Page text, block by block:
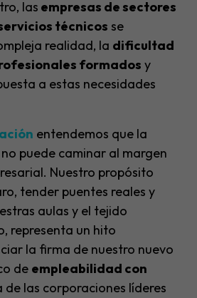
las empresas de sectores
técnicos se
realidad, la dificultad
formados y
a estas necesidades
entendemos que la
puede caminar al margen
Nuestro propósito
tender puentes reales y
aulas y el tejido
representa un hito
la firma de nuestro nuevo
de empleabilidad con
de las corporaciones líderes